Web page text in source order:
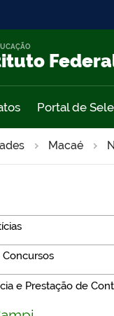
Portal de
Macaé
e Prestação de